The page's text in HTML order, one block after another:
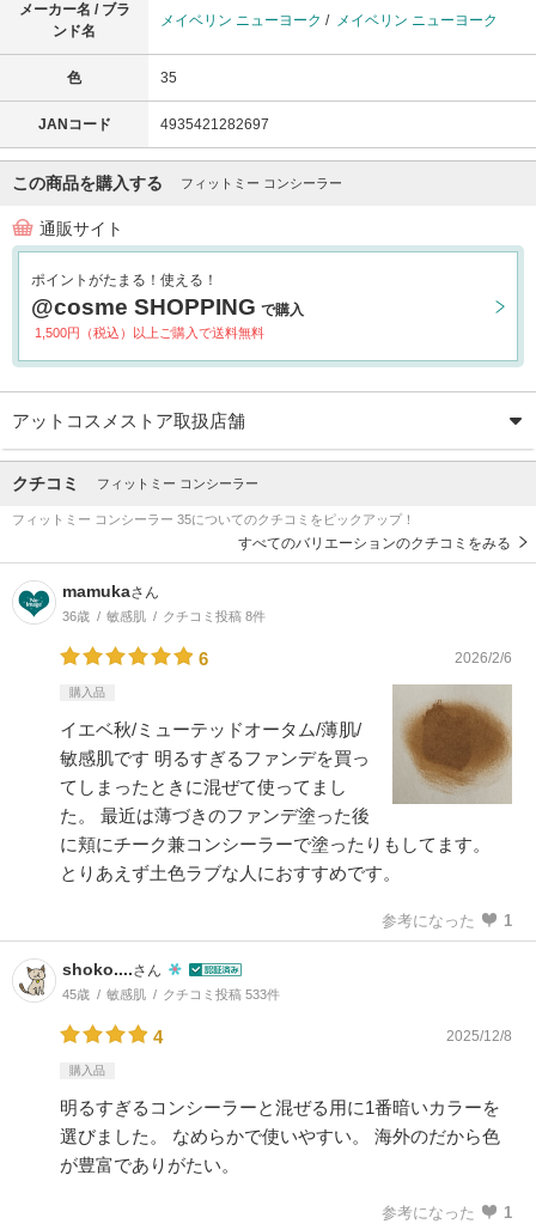
メーカー名 / ブラ
ンド名
メイベリン ニューヨーク / メイベリン ニューヨーク
色 35
JANコード 4935421282697
この商品を購入する フィットミー コンシーラー
通販サイト
ポイントがたまる！使える！
@cosme SHOPPING で購入
1,500円（税込）以上ご購入で送料無料
アットコスメストア取扱店舗
クチコミ フィットミー コンシーラー
フィットミー コンシーラー 35についてのクチコミをピックアップ！
すべてのバリエーションのクチコミをみる
mamukaさん
36歳 敏感肌 クチコミ投稿 8件
6 2026/2/6
購入品
イエベ秋/ミューテッドオータム/薄肌/
敏感肌です 明るすぎるファンデを買っ
てしまったときに混ぜて使ってまし
た。 最近は薄づきのファンデ塗った後
に頬にチーク兼コンシーラーで塗ったりもしてます。
とりあえず土色ラブな人におすすめです。
参考になった 1
shoko....さん
45歳 敏感肌 クチコミ投稿 533件
4 2025/12/8
購入品
明るすぎるコンシーラーと混ぜる用に1番暗いカラーを
選びました。 なめらかで使いやすい。 海外のだから色
が豊富でありがたい。
参考になった 1